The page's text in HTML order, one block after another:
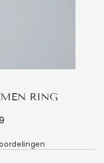
RING